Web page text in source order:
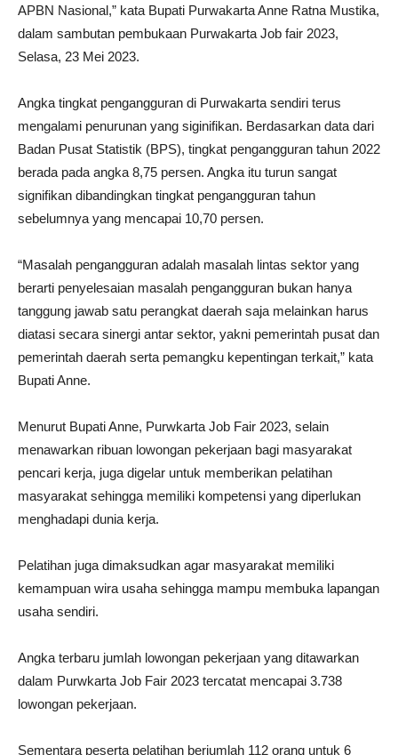
APBN Nasional,” kata Bupati Purwakarta Anne Ratna Mustika,
dalam sambutan pembukaan Purwakarta Job fair 2023,
Selasa, 23 Mei 2023.
Angka tingkat pengangguran di Purwakarta sendiri terus
mengalami penurunan yang siginifikan. Berdasarkan data dari
Badan Pusat Statistik (BPS), tingkat pengangguran tahun 2022
berada pada angka 8,75 persen. Angka itu turun sangat
signifikan dibandingkan tingkat pengangguran tahun
sebelumnya yang mencapai 10,70 persen.
“Masalah pengangguran adalah masalah lintas sektor yang
berarti penyelesaian masalah pengangguran bukan hanya
tanggung jawab satu perangkat daerah saja melainkan harus
diatasi secara sinergi antar sektor, yakni pemerintah pusat dan
pemerintah daerah serta pemangku kepentingan terkait,” kata
Bupati Anne.
Menurut Bupati Anne, Purwkarta Job Fair 2023, selain
menawarkan ribuan lowongan pekerjaan bagi masyarakat
pencari kerja, juga digelar untuk memberikan pelatihan
masyarakat sehingga memiliki kompetensi yang diperlukan
menghadapi dunia kerja.
Pelatihan juga dimaksudkan agar masyarakat memiliki
kemampuan wira usaha sehingga mampu membuka lapangan
usaha sendiri.
Angka terbaru jumlah lowongan pekerjaan yang ditawarkan
dalam Purwkarta Job Fair 2023 tercatat mencapai 3.738
lowongan pekerjaan.
Sementara peserta pelatihan berjumlah 112 orang untuk 6